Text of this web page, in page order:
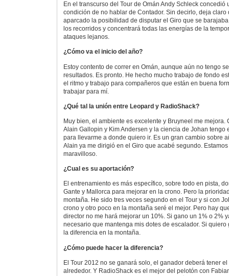
En el transcurso del Tour de Omán Andy Schleck concedió
condición de no hablar de Contador. Sin decirlo, deja claro
aparcado la posibilidad de disputar el Giro que se
los recorridos y concentrará todas las energías de la
ataques lejanos.
¿Cómo va el inicio del año?
Estoy contento de correr en Omán, aunque aún no tengo
resultados. Es pronto. He hecho mucho trabajo de fondo
el ritmo y trabajo para compañeros que están en buena
trabajar para mí.
¿Qué tal la unión entre Leopard y RadioShack?
Muy bien, el ambiente es excelente y Bruyneel me mejora.
Alain Gallopin y Kim Andersen y la ciencia de Johan tengo
para llevarme a donde quiero ir. Es un gran cambio sobre
Alain ya me dirigió en el Giro que acabé segundo.
maravilloso.
¿Cual es su aportación?
El entrenamiento es más específico, sobre todo en pista,
Gante y Mallorca para mejorar en la crono. Pero la
montaña. He sido tres veces segundo en el Tour y si con
crono y otro poco en la montaña seré el mejor. Pero hay
director no me hará mejorar un 10%. Si gano un 1% o 2%
necesario que mantenga mis dotes de escalador. Si quiero
la diferencia en la montaña.
¿Cómo puede hacer la diferencia?
El Tour 2012 no se ganará solo, el ganador deberá tener
alrededor. Y RadioShack es el mejor del pelotón con